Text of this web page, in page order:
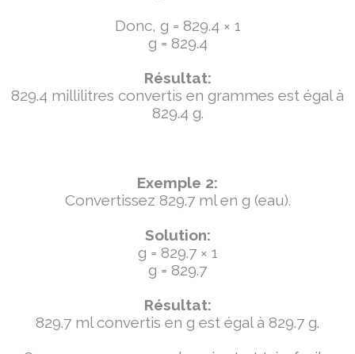
Donc, g = 829.4 × 1
g = 829.4
Résultat:
829.4 millilitres convertis en grammes est égal à
829.4 g.
Exemple 2:
Convertissez 829.7 ml en g (eau).
Solution:
g = 829.7 × 1
g = 829.7
Résultat:
829.7 ml convertis en g est égal à 829.7 g.